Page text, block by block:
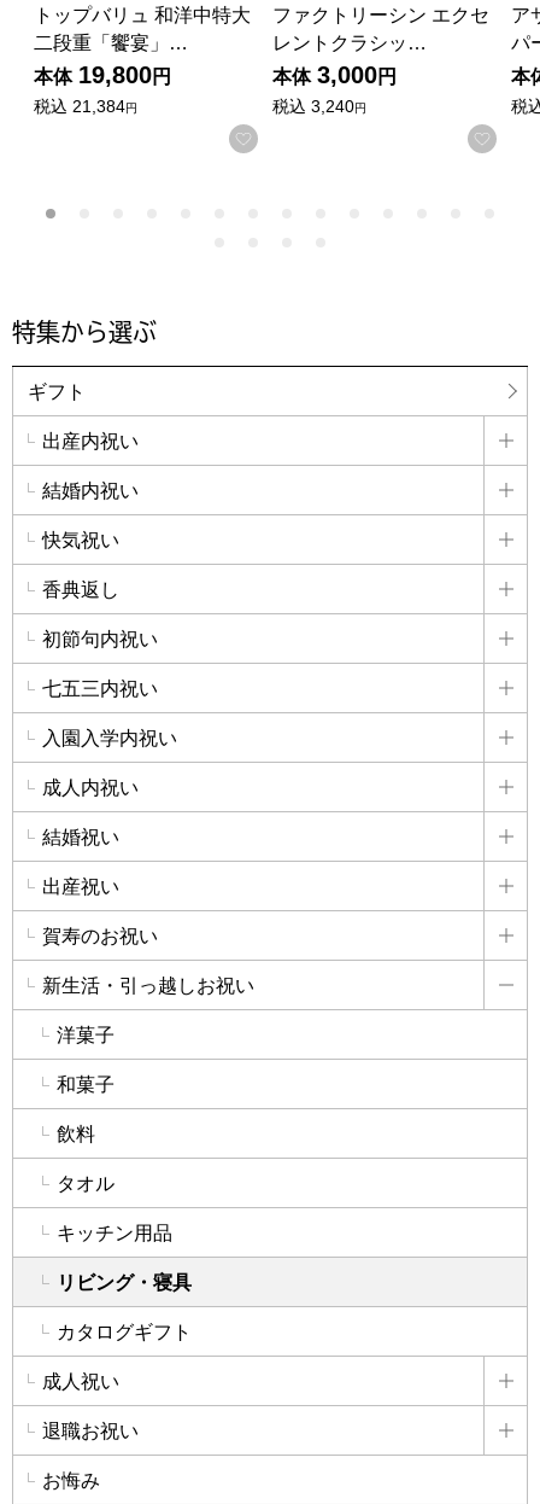
トップバリュ 和洋中特大
二段重「饗宴」…
本体 19,800円
税込 21,384円
お気に入りに登録する
ファクトリーシン エクセ
レントクラシッ…
本体 3,000円
税込 3,240円
お気
ア
パ
本
税
特集から選ぶ
ギフト
出産内祝い
詳
結婚内祝い
詳
快気祝い
詳
香典返し
詳
初節句内祝い
詳
七五三内祝い
詳
入園入学内祝い
詳
成人内祝い
詳
結婚祝い
詳
出産祝い
詳
賀寿のお祝い
詳
新生活・引っ越しお祝い
洋菓子
和菓子
飲料
タオル
キッチン用品
リビング・寝具
カタログギフト
成人祝い
詳
退職お祝い
詳
お悔み